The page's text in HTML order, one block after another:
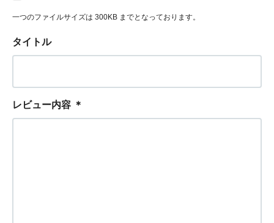
一つのファイルサイズは 300KB までとなっております。
タイトル
レビュー内容 ＊